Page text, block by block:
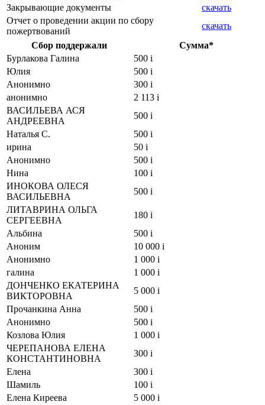
Закрывающие документы
скачать
Отчет о проведении акции по сбору
пожертвований
скачать
Сбор поддержали
Сумма*
Бурлакова Галина
500 i
Юлия
500 i
Анонимно
300 i
анонимно
2 113 i
ВАСИЛЬЕВА АСЯ
АНДРЕЕВНА
500 i
Наталья С.
500 i
ирина
50 i
Анонимно
500 i
Нина
100 i
ИНОКОВА ОЛЕСЯ
ВАСИЛЬЕВНА
500 i
ЛИТАВРИНА ОЛЬГА
СЕРГЕЕВНА
180 i
Альбина
500 i
Аноним
10 000 i
Анонимно
1 000 i
галина
1 000 i
ДОНЧЕНКО ЕКАТЕРИНА
ВИКТОРОВНА
5 000 i
Прочанкина Анна
500 i
Анонимно
500 i
Козлова Юлия
1 000 i
ЧЕРЕПАНОВА ЕЛЕНА
КОНСТАНТИНОВНА
300 i
Елена
300 i
Шамиль
100 i
Елена Киреева
5 000 i